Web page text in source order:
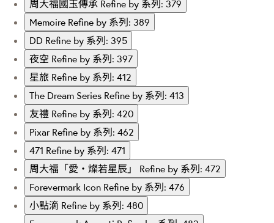
周大福國玉傳承 Refine by 系列: 379
Memoire Refine by 系列: 389
DD Refine by 系列: 395
夜空 Refine by 系列: 397
星旅 Refine by 系列: 412
The Dream Series Refine by 系列: 413
友禮 Refine by 系列: 420
Pixar Refine by 系列: 462
471 Refine by 系列: 471
周大福「愛・燦若星辰」 Refine by 系列: 472
Forevermark Icon Refine by 系列: 476
小點滴 Refine by 系列: 480